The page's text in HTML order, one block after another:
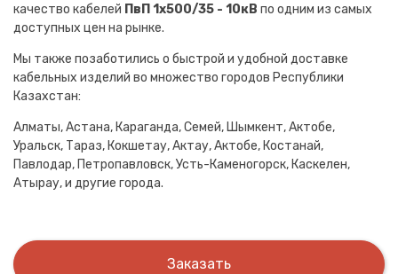
качество кабелей ПвП 1х500/35 - 10кВ по одним из самых
доступных цен на рынке.
Мы также позаботились о быстрой и удобной доставке
кабельных изделий во множество городов Республики
Казахстан:
Алматы, Астана, Караганда, Семей, Шымкент, Актобе,
Уральск, Тараз, Кокшетау, Актау, Актобе, Костанай,
Павлодар, Петропавловск, Усть-Каменогорск, Каскелен,
Атырау, и другие города.
Заказать